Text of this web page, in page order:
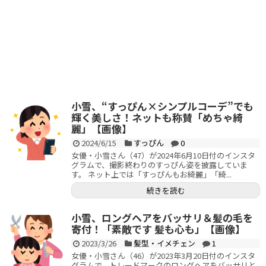
小雪、“すっぴん×シンプルコーデ”でも
輝く美しさ！ネットも称賛「めちゃ綺
麗」【画像】
2024/6/15 すっぴん
0
女優・小雪さん（47）が2024年6月10日付のインスタ
グラムで、撮影終わりのすっぴん姿を披露していま
す。 ネット上では「すっぴんもお綺麗」「綺...
続きを読む
小雪、ロングヘアをバッサリ＆髪の毛を
寄付！「素敵です 髪も心も」【画像】
2023/3/26 髪型・イメチェン
1
女優・小雪さん（46）が2023年3月20日付のインスタ